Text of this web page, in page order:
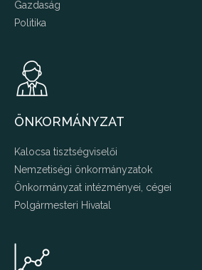
Gazdaság
Politika
ÖNKORMÁNYZAT
Kalocsa tisztségviselői
Nemzetiségi önkormányzatok
Önkormányzat intézményei, cégei
Polgármesteri Hivatal